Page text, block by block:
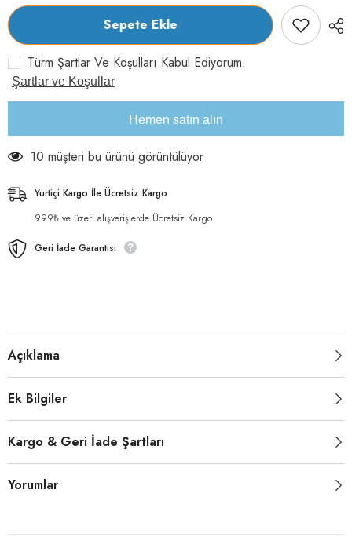
Immunity
ve
Gelişim
için
Yavru
Kedi
Kuru
KG
adeti
Immunity
Sağlıklı
Büyüme
ve
için
Yavru
Kedi
Kuru
KG
için
adeti
Sepete Ekle
Türm Şartlar Ve Koşulları Kabul Ediyorum.
Şartlar ve Koşullar
Hemen satın alın
10 müşteri bu ürünü görüntülüyor
Yurtiçi Kargo İle Ücretsiz Kargo
999₺ ve üzeri alışverişlerde Ücretsiz Kargo
Geri İade Garantisi
Açıklama
Ek Bilgiler
Kargo & Geri İade Şartları
Yorumlar